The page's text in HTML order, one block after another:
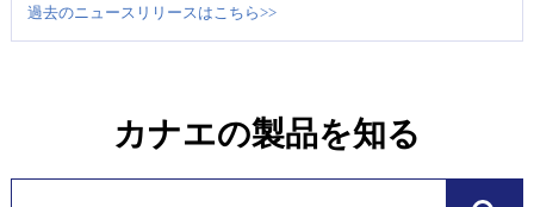
過去のニュースリリースはこちら>>
カナエの製品を知る